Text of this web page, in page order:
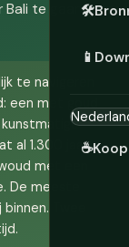
🛠️
📱
☕
te gaan. Hun
te navigeren
een met goud
al 1.300 jaar
met een
meeste
Twee